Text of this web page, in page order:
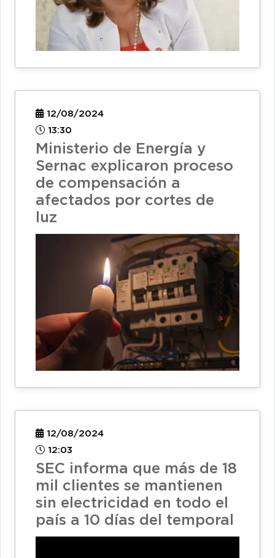
12/08/2024
13:30
Ministerio de Energía y
Sernac explicaron proceso
de compensación a
afectados por cortes de
luz
12/08/2024
12:03
SEC informa que más de 18
mil clientes se mantienen
sin electricidad en todo el
país a 10 días del temporal